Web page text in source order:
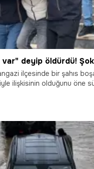
ilçesinde bir şahıs
ilişkisinin olduğunu öne
emniyetteki işlemlerinin
Öte yandan ikili